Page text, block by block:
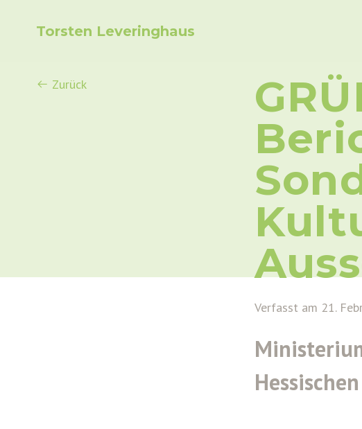
Torsten Leveringhaus
Zurück
Verfasst am 21.